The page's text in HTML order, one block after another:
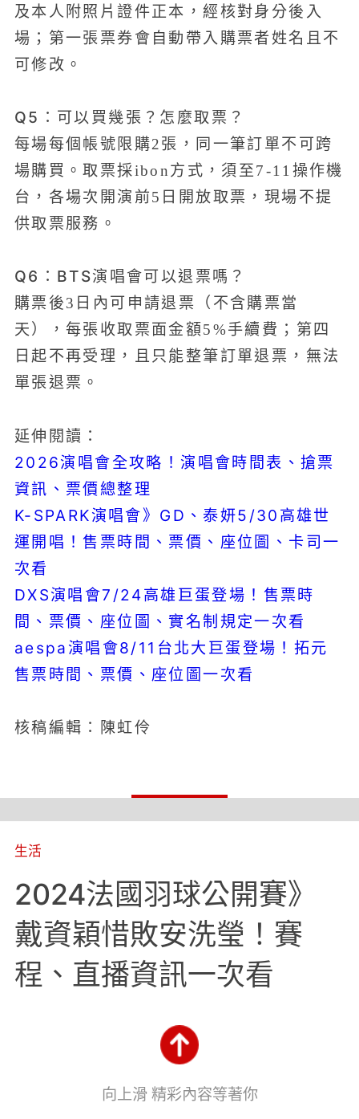
及本人附照片證件正本，經核對身分後入
場；第一張票券會自動帶入購票者姓名且不
可修改。
Q5：可以買幾張？怎麼取票？
每場每個帳號限購2張，同一筆訂單不可跨
場購買。取票採ibon方式，須至7-11操作機
台，各場次開演前5日開放取票，現場不提
供取票服務。
Q6：BTS演唱會可以退票嗎？
購票後3日內可申請退票（不含購票當
天），每張收取票面金額5%手續費；第四
日起不再受理，且只能整筆訂單退票，無法
單張退票。
延伸閱讀：
2026演唱會全攻略！演唱會時間表、搶票
資訊、票價總整理
K-SPARK演唱會》GD、泰妍5/30高雄世
運開唱！售票時間、票價、座位圖、卡司一
次看
DXS演唱會7/24高雄巨蛋登場！售票時
間、票價、座位圖、實名制規定一次看
aespa演唱會8/11台北大巨蛋登場！拓元
售票時間、票價、座位圖一次看
核稿編輯：陳虹伶
生活
2024法國羽球公開賽》
戴資穎惜敗安洗瑩！賽
程、直播資訊一次看
向上滑 精彩內容等著你